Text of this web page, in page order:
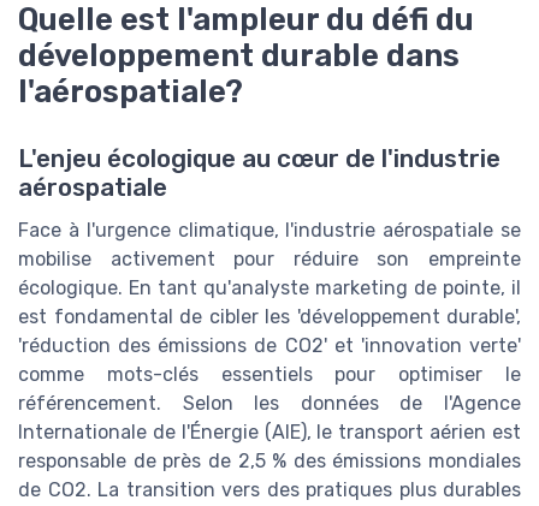
Quelle est l'ampleur du défi du
développement durable dans
l'aérospatiale?
L'enjeu écologique au cœur de l'industrie
aérospatiale
Face à l'urgence climatique, l'industrie aérospatiale se
mobilise activement pour réduire son empreinte
écologique. En tant qu'analyste marketing de pointe, il
est fondamental de cibler les 'développement durable',
'réduction des émissions de CO2' et 'innovation verte'
comme mots-clés essentiels pour optimiser le
référencement. Selon les données de l'Agence
Internationale de l'Énergie (AIE), le transport aérien est
responsable de près de 2,5 % des émissions mondiales
de CO2. La transition vers des pratiques plus durables